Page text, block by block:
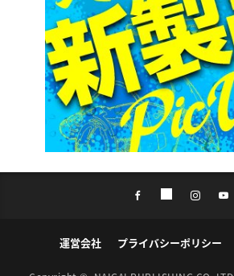
運営会社 プライバシーポリシー